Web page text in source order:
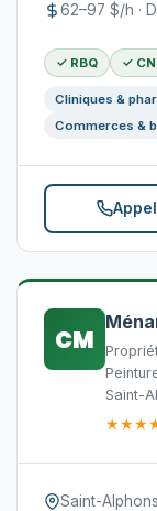
62–97 $/h ·
✓ RBQ ✓
Cliniques &
Commerces &
CM
Saint-
Saint-